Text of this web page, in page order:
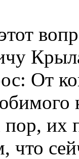
От
пор,
что